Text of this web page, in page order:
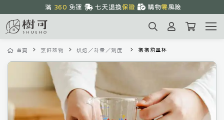
滿 360 免運 七天退換保證
購物零風險
首頁 烹飪器物 烘焙／計量／刻度 抱抱豹量杯